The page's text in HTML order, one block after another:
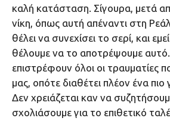
καλή κατάσταση. Σίγουρα, μετά
νίκη, όπως αυτή απέναντι στη
θέλει να συνεχίσει το σερί, και
θέλουμε να το αποτρέψουμε αυτό.
επιστρέφουν όλοι οι τραυματίες
μας, οπότε διαθέτει πλέον ένα
Δεν χρειάζεται καν να
σχολιάσουμε για το επιθετικό